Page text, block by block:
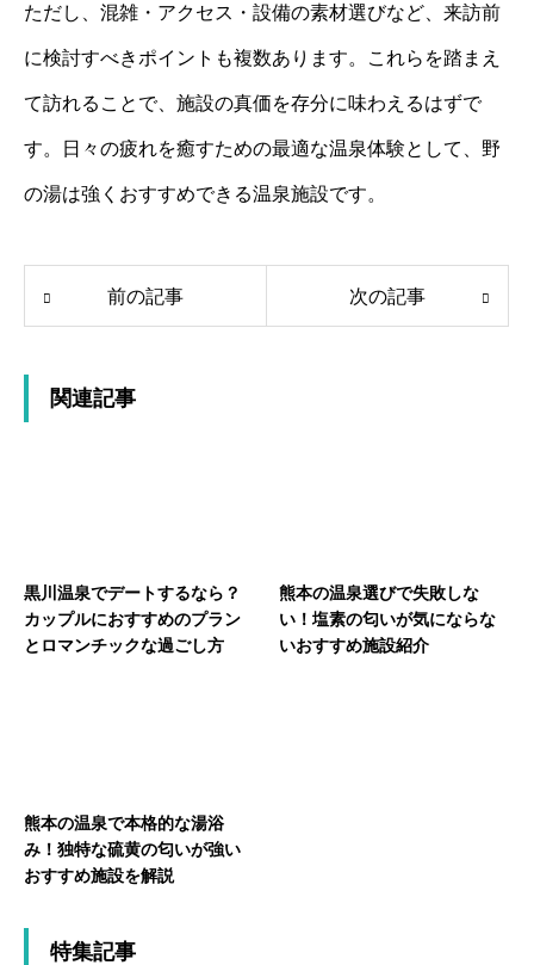
ただし、混雑・アクセス・設備の素材選びなど、来訪前
に検討すべきポイントも複数あります。これらを踏まえ
て訪れることで、施設の真価を存分に味わえるはずで
す。日々の疲れを癒すための最適な温泉体験として、野
の湯は強くおすすめできる温泉施設です。
前の記事 次の記事
関連記事
黒川温泉でデートするなら？
カップルにおすすめのプラン
とロマンチックな過ごし方
熊本の温泉選びで失敗しな
い！塩素の匂いが気にならな
いおすすめ施設紹介
熊本の温泉で本格的な湯浴
み！独特な硫黄の匂いが強い
おすすめ施設を解説
特集記事